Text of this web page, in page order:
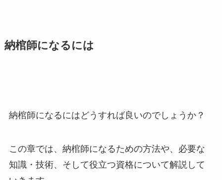
納棺師になるには
納棺師になるにはどうすれば良いのでしょうか？
この章では、納棺師になるための方法や、必要な
知識・技術、そして役立つ資格について解説して